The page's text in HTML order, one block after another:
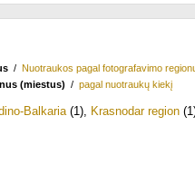
/ Nuotraukos pagal fotografavimo
(miestus) / pagal nuotraukų kiekį
Balkaria(1), Krasnodar region